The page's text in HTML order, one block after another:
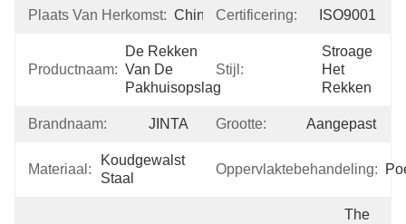
Plaats Van Herkomst: China Certificering: ISO9001
Productnaam:
De Rekken
Van De
Pakhuisopslag
Stijl:
Stroage
Het
Rekken
Brandnaam: JINTA Grootte: Aangepast
Materiaal:
Koudgewalst
Staal
Oppervlaktebehandeling:
The